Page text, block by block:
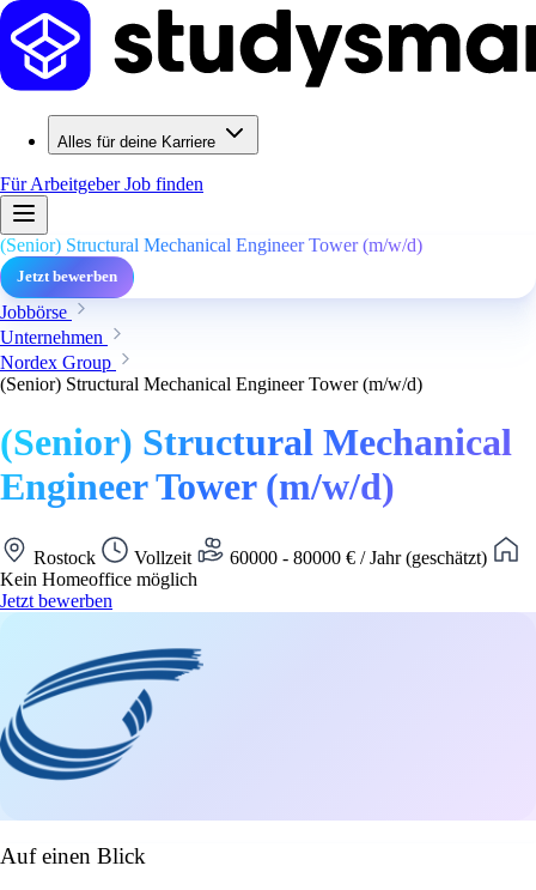
Alles für deine Karriere
Für ArbeitgeberJob finden
(Senior) Structural Mechanical Engineer Tower (m/w/d)
Jetzt bewerben
Jobbörse
Unternehmen
Nordex Group
(Senior) Structural Mechanical Engineer Tower (m/w/d)
(Senior) Structural Mechanical
Engineer Tower (m/w/d)
Rostock Vollzeit
60000 - 80000 € / Jahr (geschätzt)
Kein Homeoffice möglich
Jetzt bewerben
Auf einen Blick